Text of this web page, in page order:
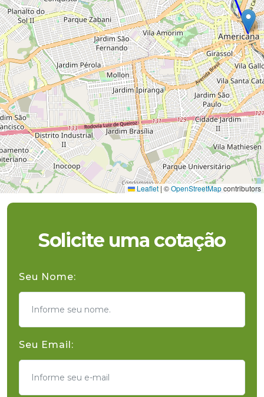
Leaflet |©OpenStreetMapcontributors
Solicite uma cotação
Seu Nome:
Seu Email: